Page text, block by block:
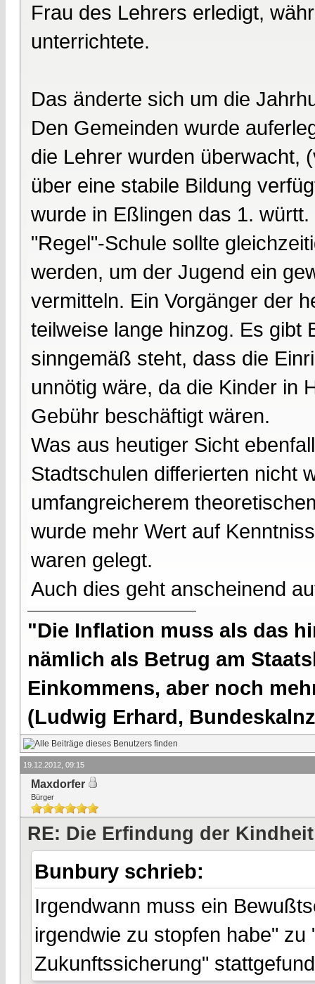
Frau des Lehrers erledigt,
unterrichtete.
Das änderte sich um die
Den Gemeinden wurde
die Lehrer wurden überwacht,
über eine stabile Bildung
wurde in Eßlingen das 1.
"Regel"-Schule sollte
werden, um der Jugend ein
vermitteln. Ein Vorgänger der
teilweise lange hinzog. Es gibt
sinngemäß steht, dass die
unnötig wäre, da die Kinder in
Gebühr beschäftigt wären.
Was aus heutiger Sicht
Stadtschulen differierten nicht
umfangreicherem
wurde mehr Wert auf
waren gelegt.
Auch dies geht anscheinend
"Die Inflation muss als das
nämlich als Betrug am
Einkommens, aber noch
(Ludwig Erhard,
19.12.2012, 09:15
Maxdorfer
Bürger
RE: Die Erfindung der Kindheit
Bunbury schrieb:
Irgendwann muss ein
irgendwie zu stopfen habe"
Zukunftssicherung"